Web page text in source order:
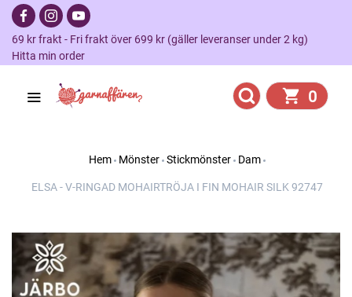
69 kr frakt - Fri frakt över 699 kr (gäller leveranser under 2 kg)
Hitta min order
0
Hem Mönster Stickmönster Dam
ELSA - V-RINGAD MOHAIRTRÖJA I FIN MOHAIR SILK 92747